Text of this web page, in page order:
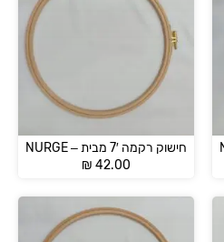
חישוק רקמה 7′ מבית – NURGE
₪ 42.00